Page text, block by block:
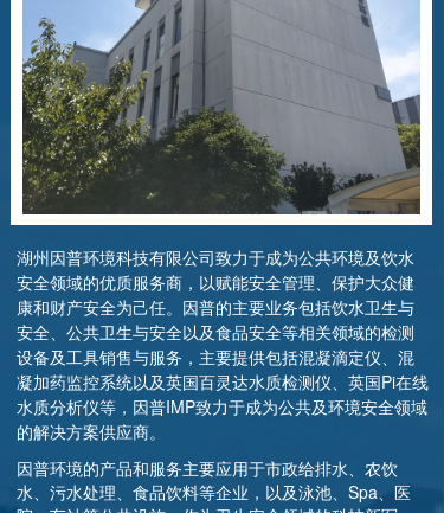
湖州因普环境科技有限公司致力于成为公共环境及饮水
安全领域的优质服务商，以赋能安全管理、保护大众健
康和财产安全为己任。因普的主要业务包括饮水卫生与
安全、公共卫生与安全以及食品安全等相关领域的检测
设备及工具销售与服务，主要提供包括混凝滴定仪、混
凝加药监控系统以及英国百灵达水质检测仪、英国Pi在线
水质分析仪等，因普IMP致力于成为公共及环境安全领域
的解决方案供应商。
因普环境的产品和服务主要应用于市政给排水、农饮
水、污水处理、食品饮料等企业，以及泳池、Spa、医